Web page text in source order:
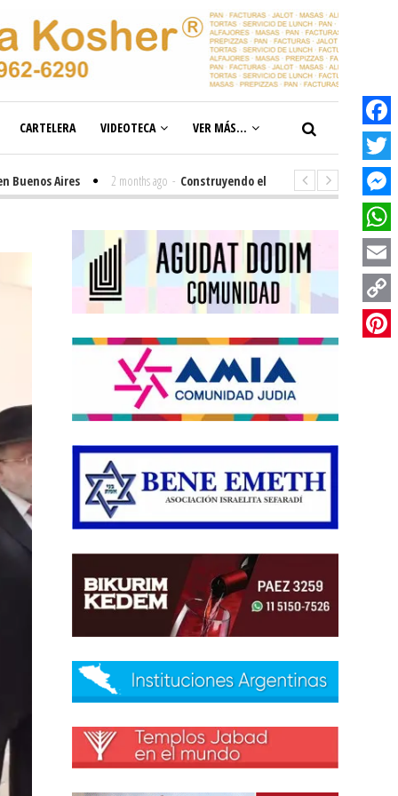
CARTELERA VIDEOTECA VER MÁS...
Aires 2 months ago - Construyendo el futuro de la inclusión en
Facebook
Twitter
Email
Copy